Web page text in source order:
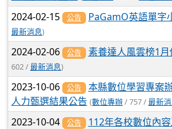
2024-02-15 公告 PaGamO英語單字
最新消息)
2024-02-06 公告 素養達人風雲榜1
602 /最新消息)
2023-10-06 公告
本縣數位學習專案
人力甄選結果公告 (數位專辦/ 757 /最新
2023-10-04 公告
112年各校數位內